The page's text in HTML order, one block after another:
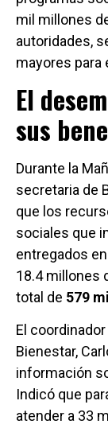
mil millones
autoridades,
mayores para
El
sus
Durante la
secretaria de
que los
sociales que
entregados
18.4 millones
total de 579
El
Bienestar,
información
Indicó que
atender a 33